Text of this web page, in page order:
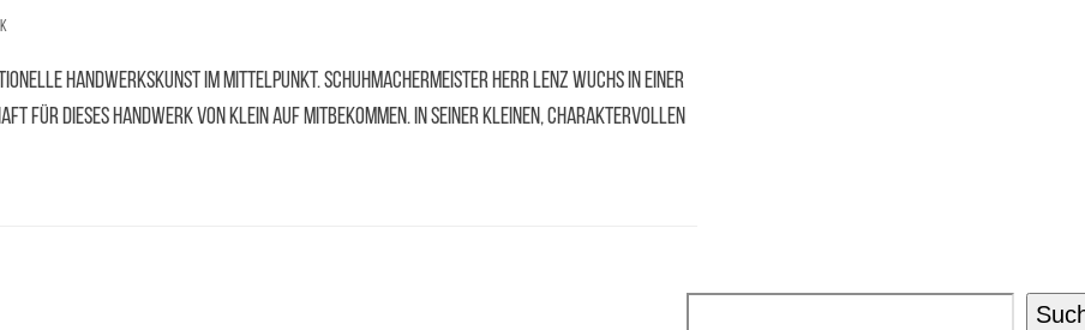
Handwerkskunst im Mittelpunkt. Schuhmachermeister Herr Lenz wuchs in einer
für dieses Handwerk von klein auf mitbekommen. In seiner kleinen, charaktervollen